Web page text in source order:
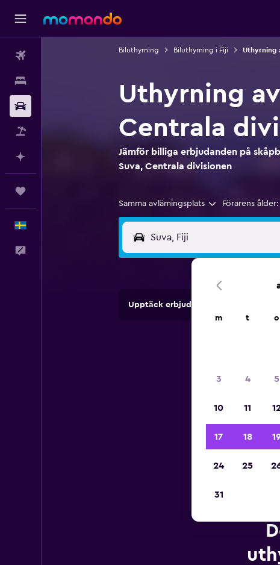
Biluthyrning Biluthyrning i Fiji Uthyrning
Uthyrning
Centrala
Jämför billiga erbjudanden på
Suva, Centrala divisionen
Samma avlämingsplats Förarens ålder:
Upptäck erbjudanden från
m t o
3 4 5
10 11
17 18
24 25
31